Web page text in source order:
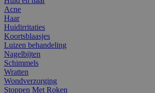
Acne
Haar
Huidirritaties
Koortsblaasjes
Luizen behandeling
Nagelbijten
Schimmels
Wratten
Wondverzorging
Stoppen Met Roken